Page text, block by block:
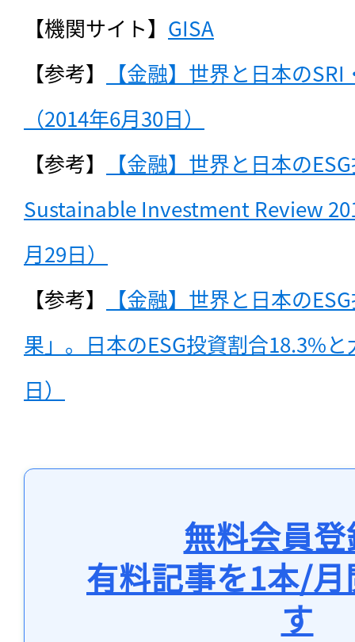
【機関サイト】 GISA
【参考】
【金融】世界と日本の
（2014年6月30日）
【参考】
【金融】世界と日本の
Sustainable Investment Review
月29日）
【参考】
【金融】世界と日本の
果」。日本のESG投資割合18.3%
日）
無料会員
有料記事を1本/
す
記事をお気に入りに
ログインが必
ログイン